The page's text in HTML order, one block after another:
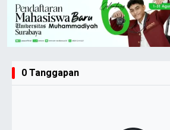
0 Tanggapan